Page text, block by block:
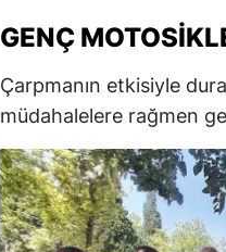
GENÇ
Çarpmanın etkisiyle
müdahalelere rağmen